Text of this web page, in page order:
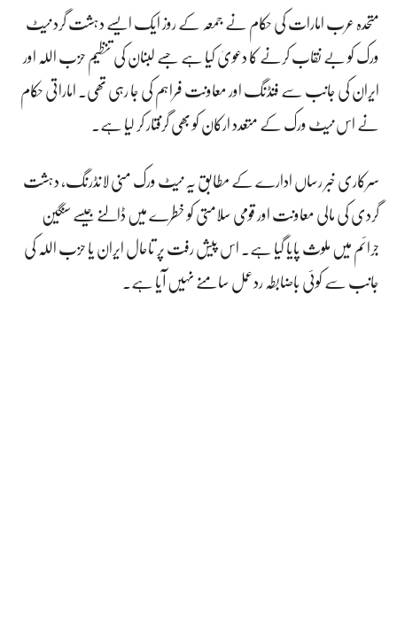
متحدہ عرب امارات کی حکام نے جمعہ کے روز ایک ایسے دہشت گرد نیٹ
ورک کو بے نقاب کرنے کا دعویٰ کیا ہے جسے لبنان کی تنظیم حزب اللہ اور
ایران کی جانب سے فنڈنگ اور معاونت فراہم کی جا رہی تھی۔ اماراتی حکام
نے اس نیٹ ورک کے متعدد ارکان کو بھی گرفتار کر لیا ہے۔
سرکاری خبر رساں ادارے کے مطابق یہ نیٹ ورک منی لانڈرنگ، دہشت
گردی کی مالی معاونت اور قومی سلامتی کو خطرے میں ڈالنے جیسے سنگین
جرائم میں ملوث پایا گیا ہے۔ اس پیش رفت پر تاحال ایران یا حزب اللہ کی
جانب سے کوئی باضابطہ ردعمل سامنے نہیں آیا ہے۔